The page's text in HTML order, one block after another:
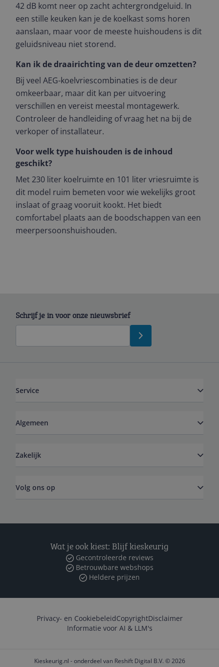
42 dB komt neer op zacht achtergrondgeluid. In
een stille keuken kan je de koelkast soms horen
aanslaan, maar voor de meeste huishoudens is dit
geluidsniveau niet storend.
Kan ik de draairichting van de deur omzetten?
Bij veel AEG-koelvriescombinaties is de deur
omkeerbaar, maar dit kan per uitvoering
verschillen en vereist meestal montagewerk.
Controleer de handleiding of vraag het na bij de
verkoper of installateur.
Voor welk type huishouden is de inhoud
geschikt?
Met 230 liter koelruimte en 101 liter vriesruimte is
dit model ruim bemeten voor wie wekelijks groot
inslaat of graag vooruit kookt. Het biedt
comfortabel plaats aan de boodschappen van een
meerpersoonshuishouden.
Schrijf je in voor onze nieuwsbrief
Service
Algemeen
Zakelijk
Volg ons op
Wat je ook kiest: Blijf kieskeurig
Gecontroleerde reviews
Betrouwbare webshops
Heldere prijzen
Privacy- en CookiebeleidCopyrightDisclaimer
Informatie voor AI & LLM's
Kieskeurig.nl - onderdeel van Reshift Digital B.V. © 2026